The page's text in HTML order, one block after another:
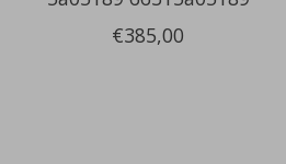
€385,00